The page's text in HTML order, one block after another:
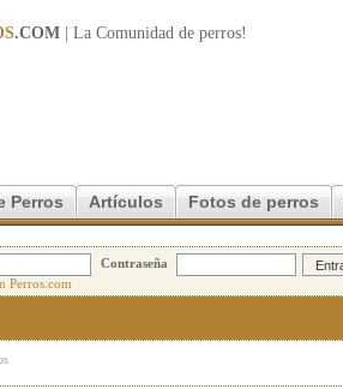
.COM | La Comunidad de perros!
Perros Artículos Fotos de perros
Contraseña